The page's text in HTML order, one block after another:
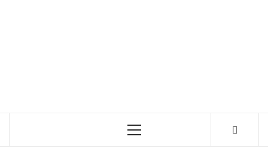
Primary